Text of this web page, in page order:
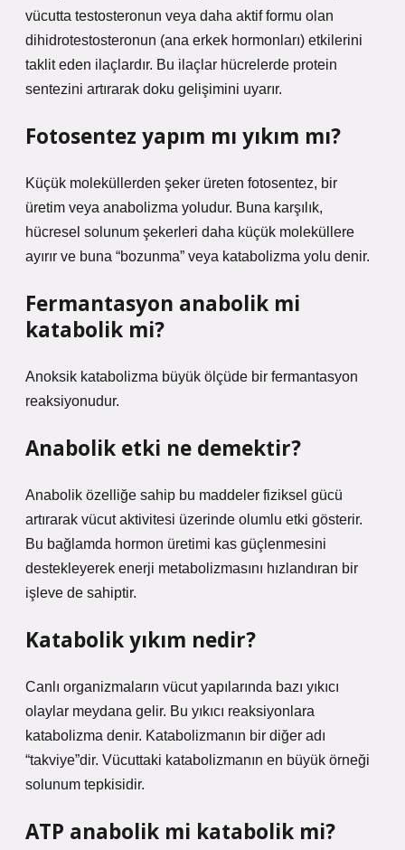
vücutta testosteronun veya daha aktif formu olan
dihidrotestosteronun (ana erkek hormonları) etkilerini
taklit eden ilaçlardır. Bu ilaçlar hücrelerde protein
sentezini artırarak doku gelişimini uyarır.
Fotosentez yapım mı yıkım mı?
Küçük moleküllerden şeker üreten fotosentez, bir
üretim veya anabolizma yoludur. Buna karşılık,
hücresel solunum şekerleri daha küçük moleküllere
ayırır ve buna “bozunma” veya katabolizma yolu denir.
Fermantasyon anabolik mi
katabolik mi?
Anoksik katabolizma büyük ölçüde bir fermantasyon
reaksiyonudur.
Anabolik etki ne demektir?
Anabolik özelliğe sahip bu maddeler fiziksel gücü
artırarak vücut aktivitesi üzerinde olumlu etki gösterir.
Bu bağlamda hormon üretimi kas güçlenmesini
destekleyerek enerji metabolizmasını hızlandıran bir
işleve de sahiptir.
Katabolik yıkım nedir?
Canlı organizmaların vücut yapılarında bazı yıkıcı
olaylar meydana gelir. Bu yıkıcı reaksiyonlara
katabolizma denir. Katabolizmanın bir diğer adı
“takviye”dir. Vücuttaki katabolizmanın en büyük örneği
solunum tepkisidir.
ATP anabolik mi katabolik mi?